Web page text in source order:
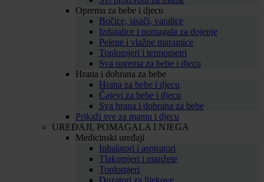
Oprema za bebe i djecu
Bočice, sisači, varalice
Izdajalice i pomagala za dojenje
Pelene i vlažne maramice
Toplomjeri i termometri
Sva oprema za bebe i djecu
Hrana i dohrana za bebe
Hrana za bebe i djecu
Čajevi za bebe i djecu
Sva hrana i dohrana za bebe
Prikaži sve za mamu i djecu
UREĐAJI, POMAGALA I NJEGA
Medicinski uređaji
Inhalatori i aspiratori
Tlakomjeri i manžete
Toplomjeri
Dozatori za lijekove